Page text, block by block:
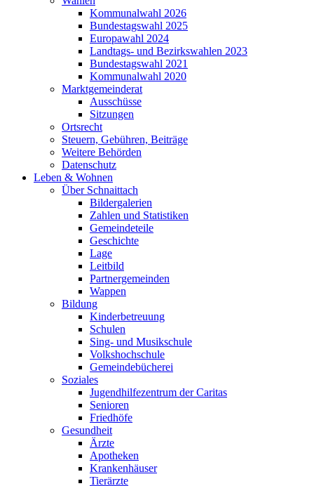
Kommunalwahl 2026
Bundestagswahl 2025
Europawahl 2024
Landtags- und Bezirkswahlen 2023
Bundestagswahl 2021
Kommunalwahl 2020
Marktgemeinderat
Ausschüsse
Sitzungen
Ortsrecht
Steuern, Gebühren, Beiträge
Weitere Behörden
Datenschutz
Leben & Wohnen
Über Schnaittach
Bildergalerien
Zahlen und Statistiken
Gemeindeteile
Geschichte
Lage
Leitbild
Partnergemeinden
Wappen
Bildung
Kinderbetreuung
Schulen
Sing- und Musikschule
Volkshochschule
Gemeindebücherei
Soziales
Jugendhilfezentrum der Caritas
Senioren
Friedhöfe
Gesundheit
Ärzte
Apotheken
Krankenhäuser
Tierärzte